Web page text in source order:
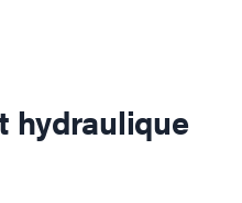
hydraulique